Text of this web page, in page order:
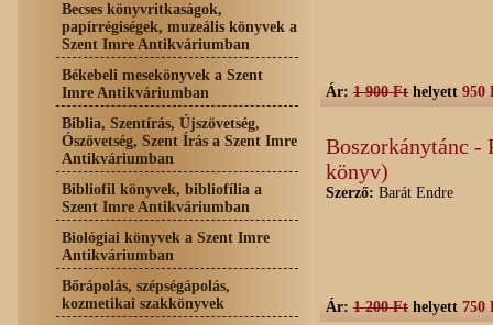
Becses könyvritkaságok,
papírrégiségek, muzeális könyvek a
Szent Imre Antikváriumban
Békebeli mesekönyvek a Szent
Imre Antikváriumban
Biblia, Szentírás, Újszövetség,
Ószövetség, Szent Írás a Szent Imre
Antikváriumban
Bibliofil könyvek, bibliofília a
Szent Imre Antikváriumban
Biológiai könyvek a Szent Imre
Antikváriumban
Bőrápolás, szépségápolás,
kozmetikai szakkönyvek
Ár: 1 900 Ft helyett 950
Boszorkánytánc -
könyv)
Szerző: Barát Endre
Ár: 1 200 Ft helyett 750